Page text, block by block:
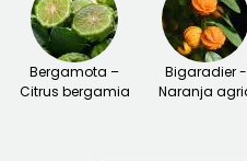
Bergamota –
Citrus bergamia
Bigaradier -
Naranja